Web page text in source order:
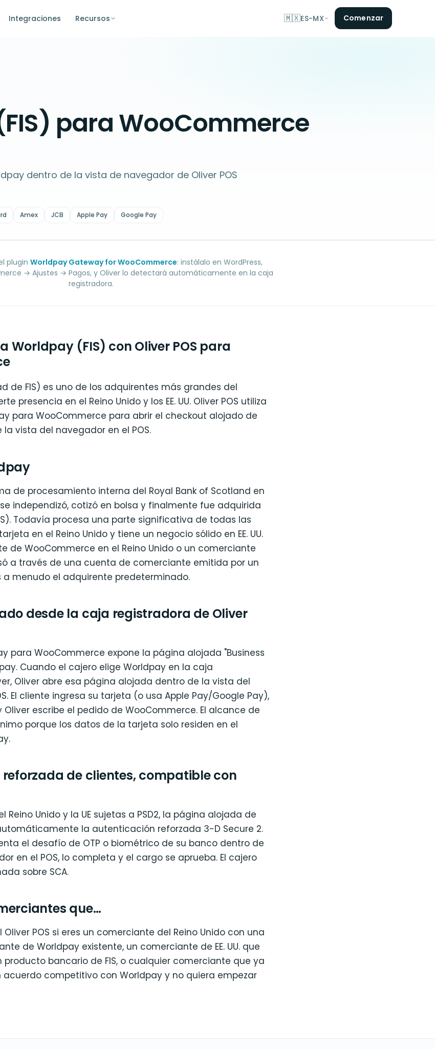
Integraciones Recursos 🇲🇽ES-MX Comenzar
para WooCommerce
dentro de la vista de navegador de Oliver POS
Amex JCB Apple Pay Google Pay
plugin Worldpay Gateway for WooCommerce: instálalo en WordPress,
→ Ajustes → Pagos, y Oliver lo detectará automáticamente en la caja
registradora.
Worldpay (FIS) con Oliver POS para
de FIS) es uno de los adquirentes más grandes del
presencia en el Reino Unido y los EE. UU. Oliver POS utiliza
para WooCommerce para abrir el checkout alojado de
vista del navegador en el POS.
de procesamiento interna del Royal Bank of Scotland en
independizó, cotizó en bolsa y finalmente fue adquirida
Todavía procesa una parte significativa de todas las
en el Reino Unido y tiene un negocio sólido en EE. UU.
de WooCommerce en el Reino Unido o un comerciante
a través de una cuenta de comerciante emitida por un
a menudo el adquirente predeterminado.
desde la caja registradora de Oliver
para WooCommerce expone la página alojada "Business
Cuando el cajero elige Worldpay en la caja
Oliver abre esa página alojada dentro de la vista del
El cliente ingresa su tarjeta (o usa Apple Pay/Google Pay),
escribe el pedido de WooCommerce. El alcance de
porque los datos de la tarjeta solo residen en el
de clientes, compatible con
Reino Unido y la UE sujetas a PSD2, la página alojada de
la autenticación reforzada 3-D Secure 2.
el desafío de OTP o biométrico de su banco dentro de
en el POS, lo completa y el cargo se aprueba. El cajero
sobre SCA.
que…
Oliver POS si eres un comerciante del Reino Unido con una
de Worldpay existente, un comerciante de EE. UU. que
producto bancario de FIS, o cualquier comerciante que ya
competitivo con Worldpay y no quiera empezar